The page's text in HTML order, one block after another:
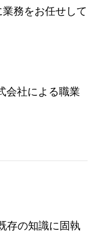
務をお任せして
会社による職業
存の知識に固執